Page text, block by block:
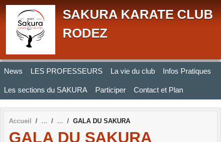
SAKURA KARATE CLUB
RODEZ
News LES PROFESSEURS La vie du club Infos Pratiques
Les sections du SAKURA Participer Contact et Plan
Accueil GALA DU SAKURA
GALA DU SAKURA
Panneau de gestion des cookies